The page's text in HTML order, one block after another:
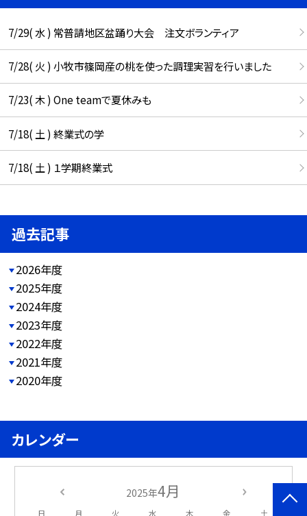
7/29( 水 ) 常普請地区盆踊り大会 注文ボランティア
7/28( 火 ) 小牧市篠岡産の桃を使った調理実習を行いました
7/23( 木 ) One teamで夏休みも
7/18( 土 ) 終業式の学
7/18( 土 ) １学期終業式
過去記事
2026年度
2025年度
2024年度
2023年度
2022年度
2021年度
2020年度
カレンダー
2025年4月
日 月 火 水 木 金 土